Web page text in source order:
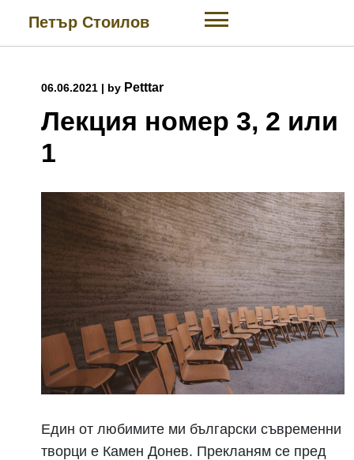
content
Петър Стоилов
06.06.2021 | by Petttar
Лекция номер 3, 2 или
1
Един от любимите ми български съвременни
творци е Камен Донев. Прекланям се пред